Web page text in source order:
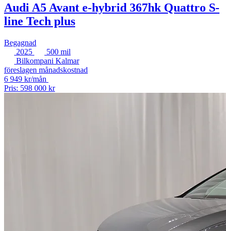
Audi A5 Avant e-hybrid 367hk Quattro S-
line Tech plus
Begagnad
2025
500 mil
Bilkompani Kalmar
föreslagen månadskostnad
6 949 kr/mån
Pris: 598 000 kr